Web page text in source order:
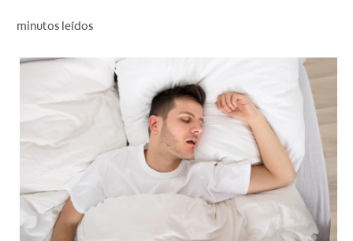
PARA PROFESIONALES
AR (ES)
SUSCRIBITE
minutos leídos